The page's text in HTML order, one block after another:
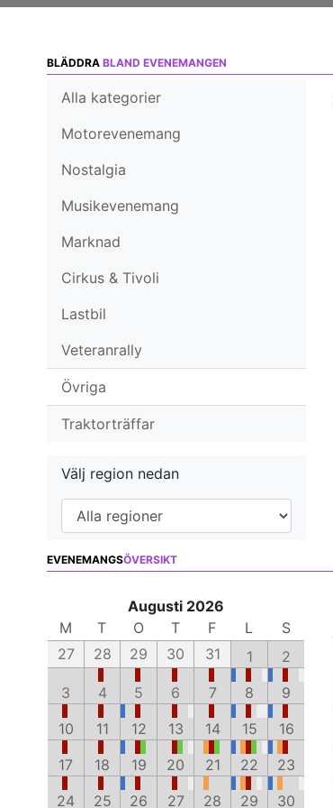
BLÄDDRA BLAND EVENEMANGEN
Alla kategorier
Motorevenemang
Nostalgia
Musikevenemang
Marknad
Cirkus & Tivoli
Lastbil
Veteranrally
Övriga
Traktorträffar
Välj region nedan
EVENEMANGSÖVERSIKT
Augusti 2026
M
T O T F L
S
27
28 29 30 31 1
2
3
4 5 6 7 8
9
10
11 12 13 14 15
16
17
18 19 20 21 22
23
24
25 26 27 28 29 30